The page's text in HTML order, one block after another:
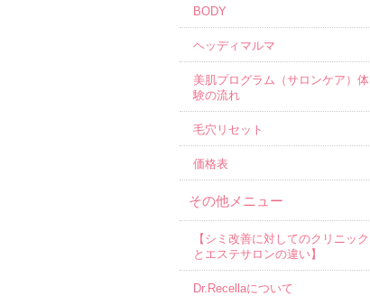
BODY
ヘッディマルマ
美肌プログラム（サロンケア）体
験の流れ
毛穴リセット
価格表
その他メニュー
【シミ改善に対してのクリニック
とエステサロンの違い】
Dr.Recellaについて